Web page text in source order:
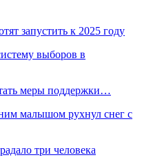
запустить к 2025 году
выборов в
меры поддержки…
малышом рухнул снег с
три человека